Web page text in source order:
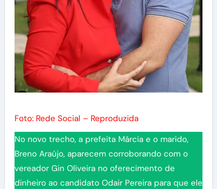
Foto: Rede Social – Reproduzida
No novo trecho, a prefeita Márcia e o marido,
Breno Araújo, aparecem corroborando com o
vereador Gin Oliveira no oferecimento de
dinheiro ao candidato Odair Pereira para que ele